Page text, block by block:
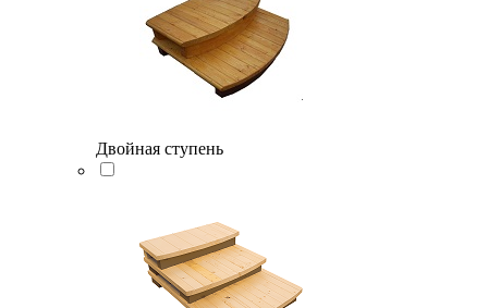
Двойная ступень